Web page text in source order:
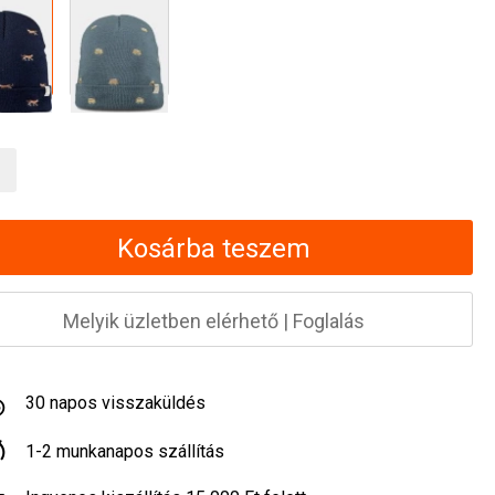
Kosárba teszem
Melyik üzletben elérhető| Foglalás
30 napos visszaküldés
1-2 munkanapos szállítás